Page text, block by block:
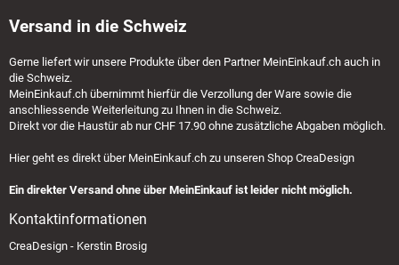
Versand in die Schweiz
Gerne liefert wir unsere Produkte über den Partner MeinEinkauf.ch auch in
die Schweiz.
MeinEinkauf.ch übernimmt hierfür die Verzollung der Ware sowie die
anschliessende Weiterleitung zu Ihnen in die Schweiz.
Direkt vor die Haustür ab nur CHF 17.90 ohne zusätzliche Abgaben möglich.
Hier geht es direkt über MeinEinkauf.ch zu unseren Shop CreaDesign
Ein direkter Versand ohne über MeinEinkauf ist leider nicht möglich.
Kontaktinformationen
CreaDesign - Kerstin Brosig